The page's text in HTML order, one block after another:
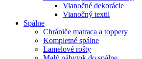
Vianočné dekorácie
Vianočný textil
Spálne
Chrániče matraca a toppery
Kompletné spálne
Lamelové rošty